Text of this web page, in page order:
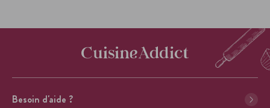
Besoin d'aide ?